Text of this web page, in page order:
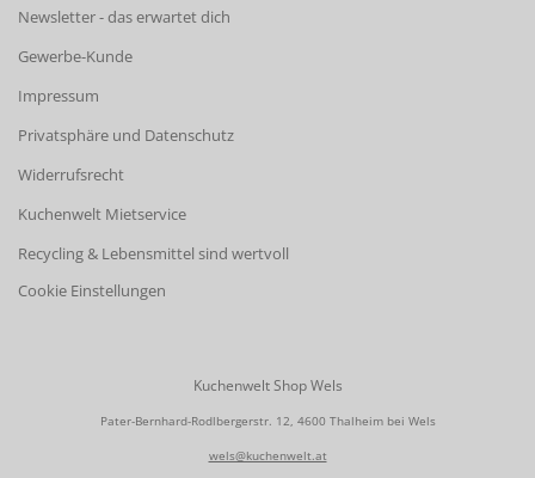
Newsletter - das erwartet dich
Gewerbe-Kunde
Impressum
Privatsphäre und Datenschutz
Widerrufsrecht
Kuchenwelt Mietservice
Recycling & Lebensmittel sind wertvoll
Cookie Einstellungen
Kuchenwelt Shop Wels
Pater-Bernhard-Rodlbergerstr. 12, 4600 Thalheim bei Wels
wels@kuchenwelt.at